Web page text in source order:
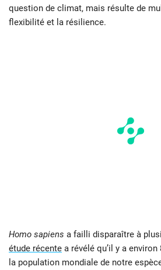
question de climat, mais résulte de
flexibilité et la résilience.
Homo sapiens a failli disparaître à
étude récente a révélé qu’il y a
la population mondiale de notre